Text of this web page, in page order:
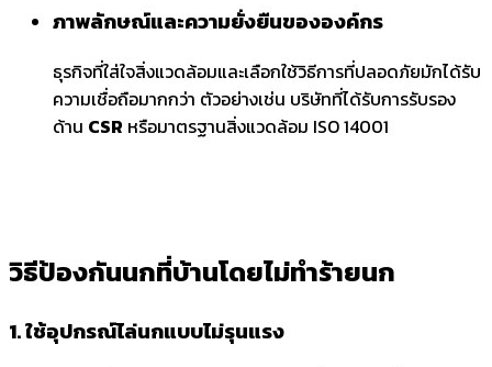
ภาพลักษณ์และความยั่งยืนขององค์กร
ธุรกิจที่ใส่ใจสิ่งแวดล้อมและเลือกใช้วิธีการที่ปลอดภัยมักได้รับ
ความเชื่อถือมากกว่า ตัวอย่างเช่น บริษัทที่ได้รับการรับรอง
ด้าน CSR หรือมาตรฐานสิ่งแวดล้อม ISO 14001
วิธีป้องกันนกที่บ้านโดยไม่ทำร้ายนก
1. ใช้อุปกรณ์ไล่นกแบบไม่รุนแรง